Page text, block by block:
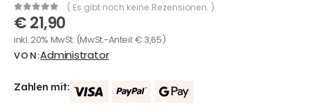
0out of 5
( Es gibt noch keine Rezensionen. )
€21,90
inkl. 20% MwSt. (MwSt.-Anteil:€ 3,65)
VON:Administrator
Zahlen mit: